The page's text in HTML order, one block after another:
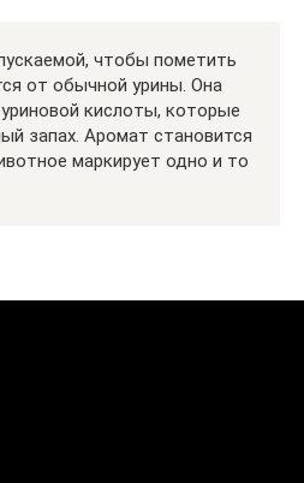
чтобы пометить
от обычной урины. Она
кислоты, которые
запах. Аромат становится
маркирует одно и то